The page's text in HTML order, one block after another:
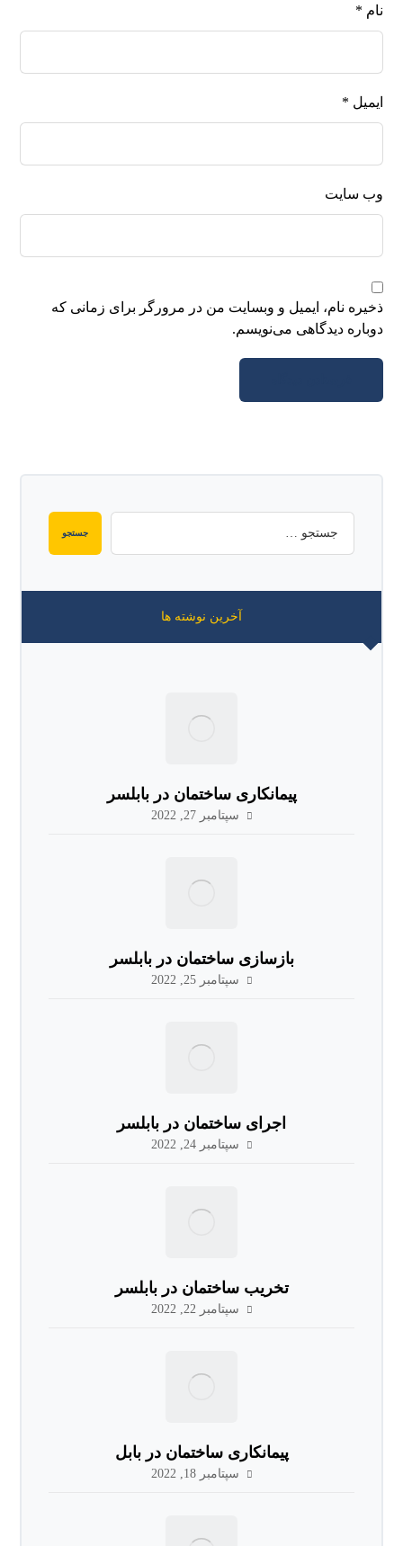
نام *
ایمیل *
وب‌ سایت
ذخیره نام، ایمیل و وبسایت من در مرورگر برای زمانی که
دوباره دیدگاهی می‌نویسم.
آخرین نوشته ها
پیمانکاری ساختمان در بابلسر
سپتامبر 27, 2022
بازسازی ساختمان در بابلسر
سپتامبر 25, 2022
اجرای ساختمان در بابلسر
سپتامبر 24, 2022
تخریب ساختمان در بابلسر
سپتامبر 22, 2022
پیمانکاری ساختمان در بابل
سپتامبر 18, 2022